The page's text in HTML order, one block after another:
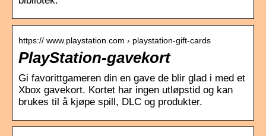
https:// www.playstation.com › playstation-gift-cards
PlayStation-gavekort
Gi favorittgameren din en gave de blir glad i med et
Xbox gavekort. Kortet har ingen utløpstid og kan
brukes til å kjøpe spill, DLC og produkter.